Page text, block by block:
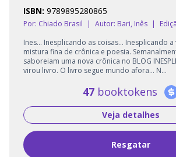
ISBN: 9789895280865
Por: Chiado Brasil | Autor: Bari, Inês |
Ines... Inesplicando as coisas... Inesplicando a
mistura fina de crônica e poesia.
saboreiam uma nova crônica no BLOG
virou livro. O livro segue mundo afora... N...
47 booktokens
Veja detalhes
Resgatar